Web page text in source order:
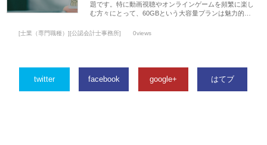
題です。特に動画視聴やオンラインゲームを頻繁に楽し
む方々にとって、60GBという大容量プランは魅力的…
[士業（専門職種）][公認会計士事務所] 0views
twitter facebook google+ はてブ